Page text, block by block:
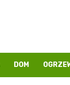
DOM